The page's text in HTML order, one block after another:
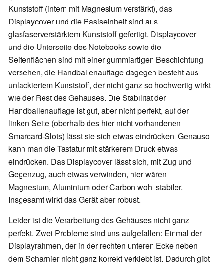
Kunststoff (intern mit Magnesium verstärkt), das
Displaycover und die Basiseinheit sind aus
glasfaserverstärktem Kunststoff gefertigt. Displaycover
und die Unterseite des Notebooks sowie die
Seitenflächen sind mit einer gummiartigen Beschichtung
versehen, die Handballenauflage dagegen besteht aus
unlackiertem Kunststoff, der nicht ganz so hochwertig wirkt
wie der Rest des Gehäuses. Die Stabilität der
Handballenauflage ist gut, aber nicht perfekt, auf der
linken Seite (oberhalb des hier nicht vorhandenen
Smarcard-Slots) lässt sie sich etwas eindrücken. Genauso
kann man die Tastatur mit stärkerem Druck etwas
eindrücken. Das Displaycover lässt sich, mit Zug und
Gegenzug, auch etwas verwinden, hier wären
Magnesium, Aluminium oder Carbon wohl stabiler.
Insgesamt wirkt das Gerät aber robust.
Leider ist die Verarbeitung des Gehäuses nicht ganz
perfekt. Zwei Probleme sind uns aufgefallen: Einmal der
Displayrahmen, der in der rechten unteren Ecke neben
dem Scharnier nicht ganz korrekt verklebt ist. Dadurch gibt